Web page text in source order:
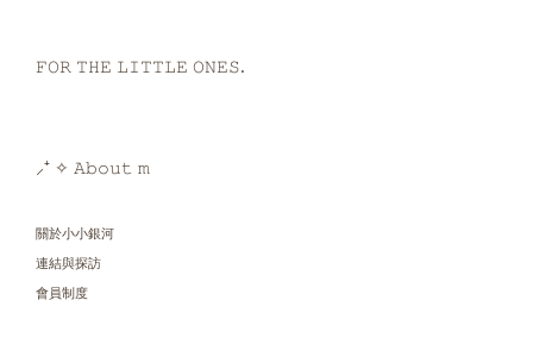
𝙵𝙾𝚁 𝚃𝙷𝙴 𝙻𝙸𝚃𝚃𝙻𝙴 𝙾𝙽𝙴𝚂.
⸝⁺ ✧ 𝙰𝚋𝚘𝚞𝚝 𝚖
關於小小銀河
連結與探訪
會員制度